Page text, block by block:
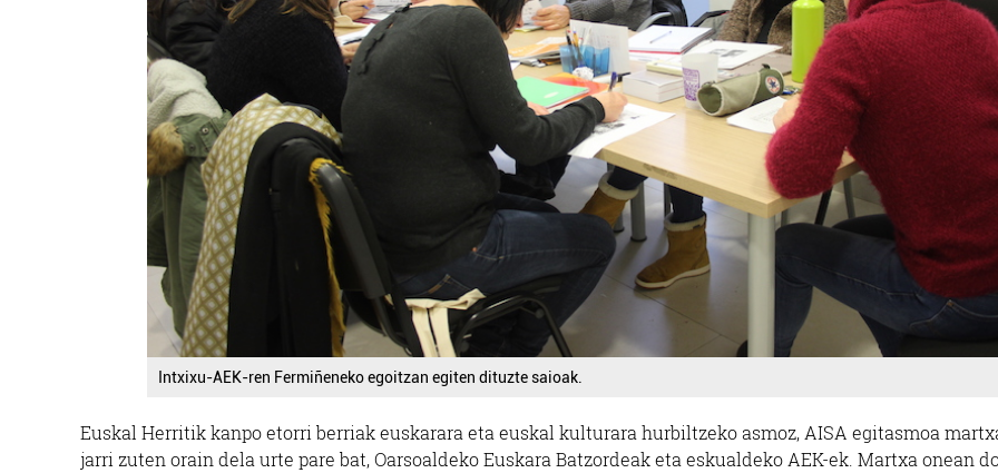
Intxixu-AEK-ren Fermiñeneko egoitzan egiten dituzte saioak.
Euskal Herritik kanpo etorri berriak euskarara eta euskal kulturara hurbiltzeko asmoz, AISA egitasmoa
jarri zuten orain dela urte pare bat, Oarsoaldeko Euskara Batzordeak eta eskualdeko AEK-ek. Martxa onean